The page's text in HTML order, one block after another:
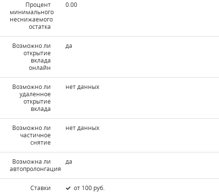
Процент
минимального
неснижаемого
остатка
0.00
Возможно ли
открытие
вклада
онлайн
да
Возможно ли
удаленное
открытие
вклада
нет данных
Возможно ли
частичное
снятие
нет данных
Возможна ли
автопролонгация
да
Ставки
от 100 руб.